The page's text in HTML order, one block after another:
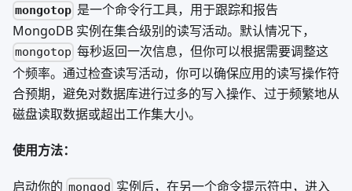
mongotop 是一个命令行工具，用于跟踪和报告
MongoDB 实例在集合级别的读写活动。默认情况下，
mongotop 每秒返回一次信息，但你可以根据需要调整这
个频率。通过检查读写活动，你可以确保应用的读写操作符
合预期，避免对数据库进行过多的写入操作、过于频繁地从
磁盘读取数据或超出工作集大小。
使用方法：
启动你的 mongod 实例后，在另一个命令提示符中，进入